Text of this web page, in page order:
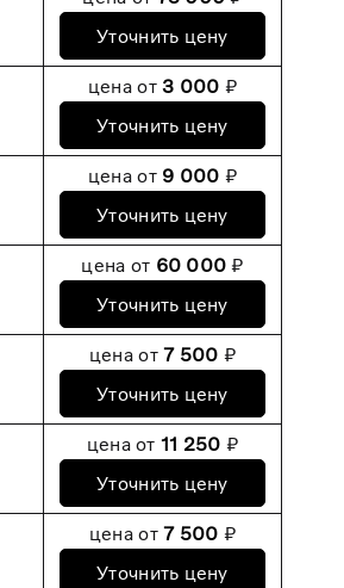
Уточнить цену
цена от3 000 ₽
Уточнить цену
цена от 9 000 ₽
Уточнить цену
цена от 60 000 ₽
Уточнить цену
цена от7 500 ₽
Уточнить цену
цена от 11 250 ₽
Уточнить цену
цена от7 500 ₽
Уточнить цену